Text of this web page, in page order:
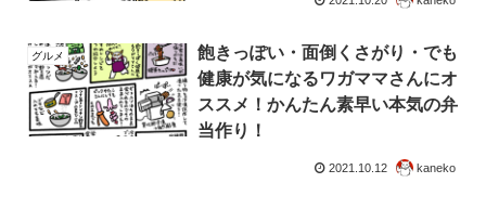
グルメ
飽きっぽい・面倒くさがり・でも
健康が気になるワガママさんにオ
ススメ！かんたん素早い本気の弁
当作り！
2021.10.12 kaneko